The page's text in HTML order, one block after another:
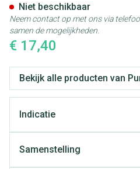
€ 17,40
Niet beschikbaar
Neem contact op met ons via
samen de mogelijkheden.
Bekijk alle producten van
Indicatie
Samenstelling